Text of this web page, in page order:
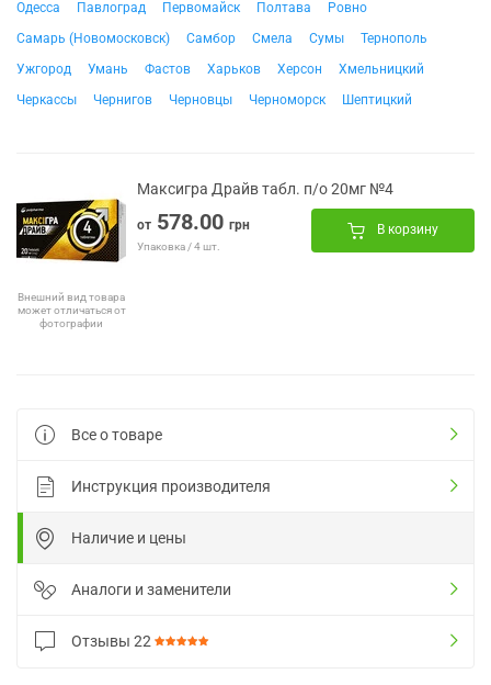
Одесса
Павлоград Первомайск Полтава
Ровно
Самарь (Новомосковск)
Самбор Смела Сумы
Тернополь
Ужгород
Умань Фастов Харьков Херсон
Хмельницкий
Черкассы
Чернигов Черновцы Черноморск Шептицкий
Внешний вид товара
может отличаться от
фотографии
Максигра Драйв табл. п/о 20мг №4
от 578.00 грн
Упаковка / 4 шт.
В корзину
Все о товаре
Инструкция производителя
Наличие и цены
Аналоги и заменители
Отзывы 22